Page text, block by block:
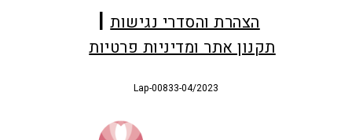
הצהרת והסדרי נגישות
תקנון אתר ומדיניות פרטיות
Lap-00833-04/2023